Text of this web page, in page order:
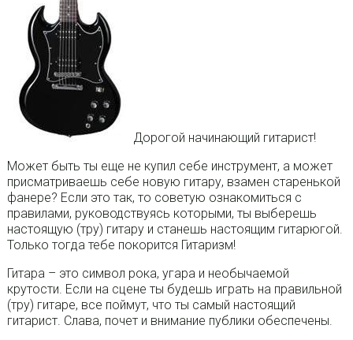
Дорогой начинающий гитарист!
Может быть ты еще не купил себе инструмент, а может
присматриваешь себе новую гитару, взамен старенькой
фанере? Если это так, то советую ознакомиться с
правилами, руководствуясь которыми, ты выберешь
настоящую (тру) гитару и станешь настоящим гитарюгой.
Только тогда тебе покорится Гитаризм!
Гитара – это символ рока, угара и необычаемой
крутости. Если на сцене ты будешь играть на правильной
(тру) гитаре, все поймут, что ты самый настоящий
гитарист. Слава, почет и внимание публики обеспечены.